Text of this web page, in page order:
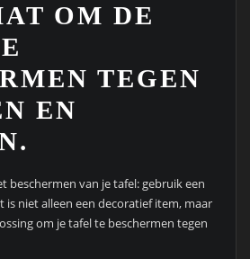
OM DE
TEGEN
EN
beschermen van je tafel: gebruik een
is niet alleen een decoratief item, maar
om je tafel te beschermen tegen